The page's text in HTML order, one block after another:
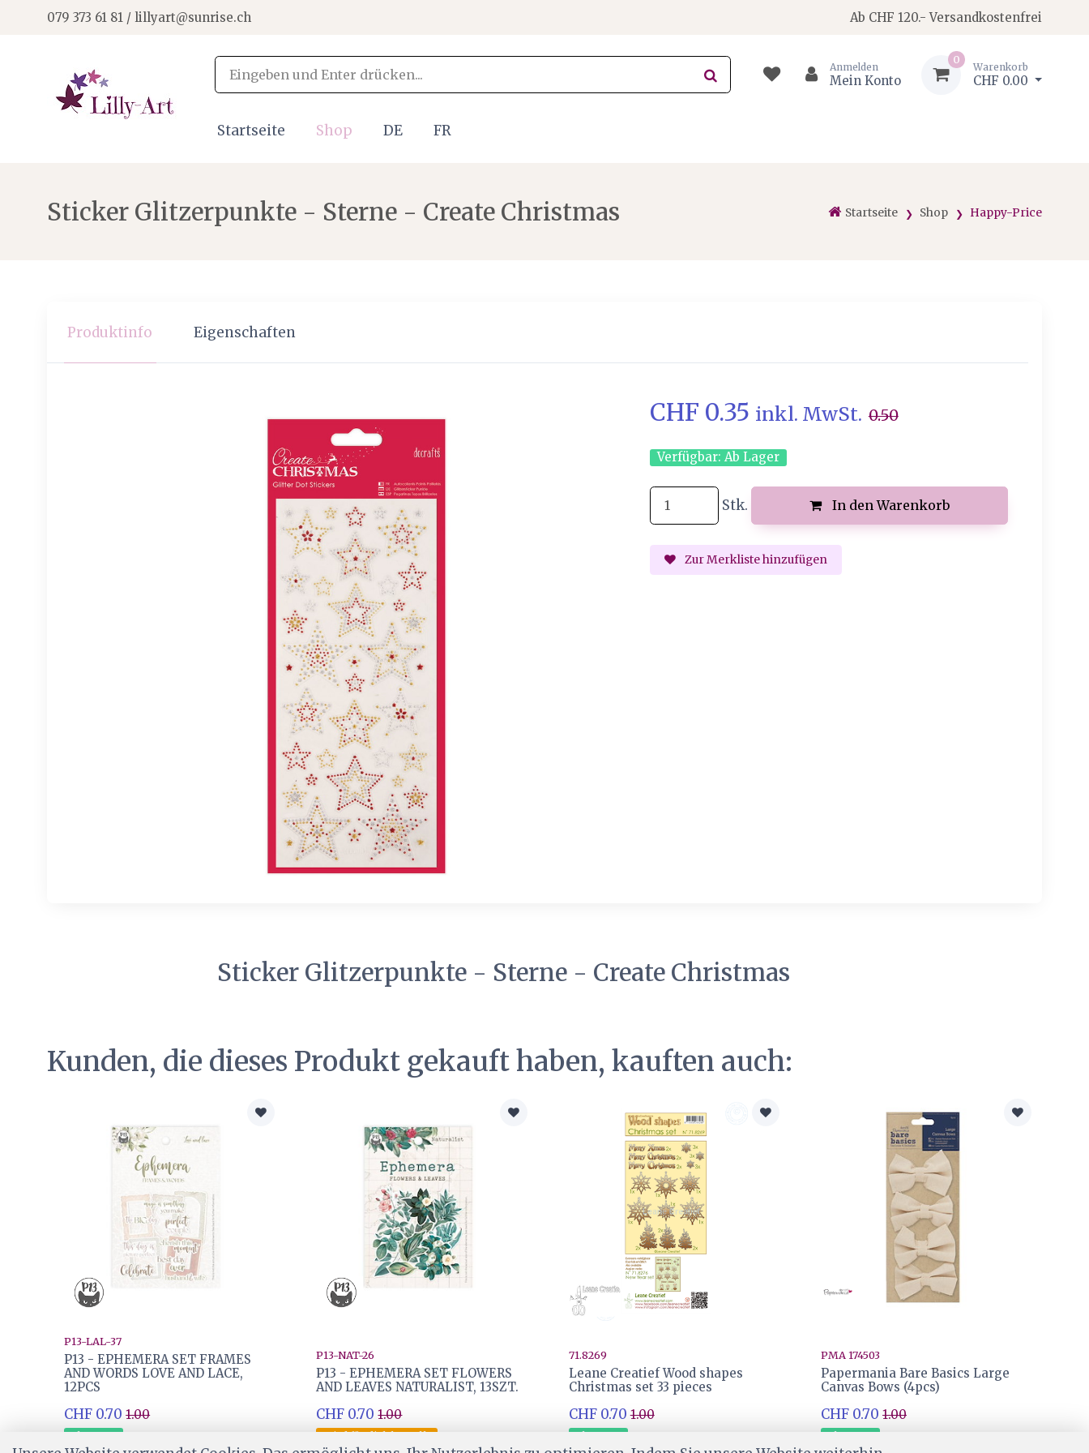
079 373 61 81 / lillyart@sunrise.ch Ab CHF 120.- Versandkostenfrei
Anmelden
Mein Konto
0
Warenkorb
CHF 0.00
Startseite Shop DE FR
Startseite Shop Happy-Price
Sticker Glitzerpunkte - Sterne - Create Christmas
Produktinfo Eigenschaften
CHF 0.35 inkl. MwSt. 0.50
Verfügbar: Ab Lager
Stk. In den Warenkorb
Zur Merkliste hinzufügen
Sticker Glitzerpunkte - Sterne - Create Christmas
Kunden, die dieses Produkt gekauft haben, kauften auch:
P13-LAL-37
P13 - EPHEMERA SET FRAMES
AND WORDS LOVE AND LACE,
12PCS
CHF 0.70 1.00
Ab Lager
P13-NAT-26
P13 - EPHEMERA SET FLOWERS
AND LEAVES NATURALIST, 13SZT.
CHF 0.70 1.00
Wird für dich bestellt
71.8269
Leane Creatief Wood shapes
Christmas set 33 pieces
CHF 0.70 1.00
Ab Lager
PMA 174503
Papermania Bare Basics Large
Canvas Bows (4pcs)
CHF 0.70 1.00
Ab Lager